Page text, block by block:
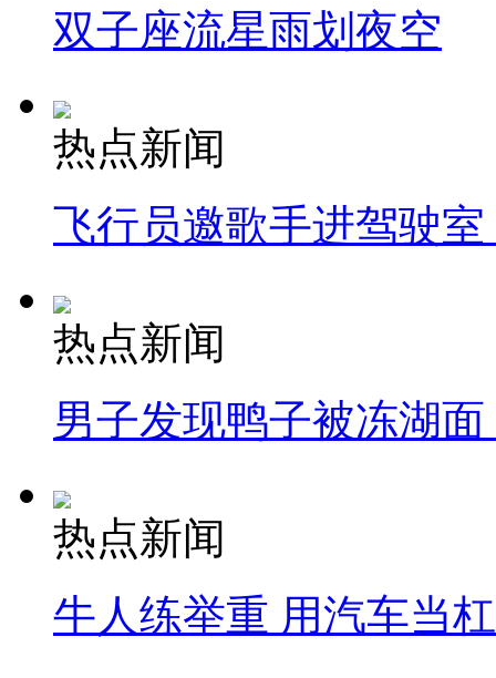
双子座流星雨划夜空
热点新闻
飞行员邀歌手进驾驶
热点新闻
男子发现鸭子被冻湖
热点新闻
牛人练举重 用汽车当